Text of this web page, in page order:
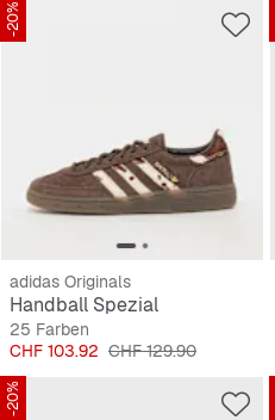
-20%
adidas Originals
Handball Spezial
25 Farben
Preis
CHF 103.92 Originalpreis
CHF 129.90
-20%